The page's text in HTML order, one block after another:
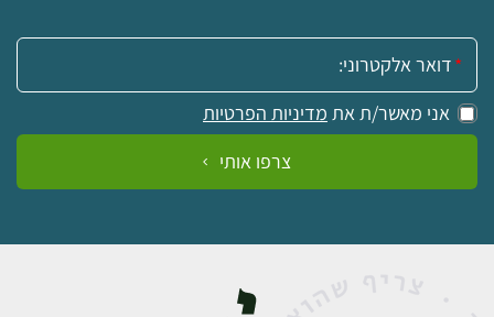
אימייל:
אני מאשר/ת את מדיניות הפרטיות
צרפו אותי